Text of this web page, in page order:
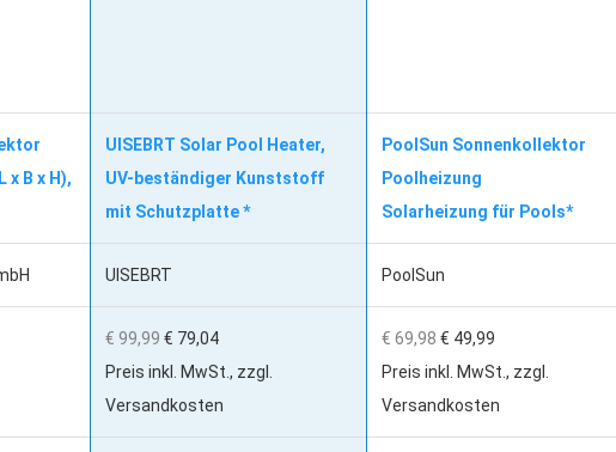
x B x H),
UISEBRT Solar Pool Heater,
UV-beständiger Kunststoff
mit Schutzplatte *
PoolSun Sonnenkollektor
Poolheizung
Solarheizung für Pools*
UISEBRT PoolSun
€ 99,99 € 79,04
Preis inkl. MwSt., zzgl.
Versandkosten
€ 69,98 € 49,99
Preis inkl. MwSt., zzgl.
Versandkosten